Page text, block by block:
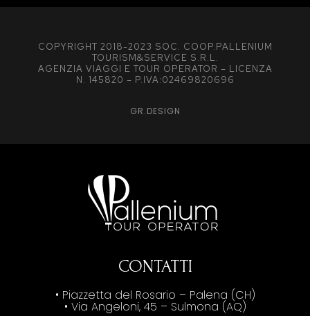
COPYRIGHT 2018-2023 SOC. COOP.PALLENIUM
TOURISM&SERVICE S.R.L.
AGENZIA VIAGGI E TOUR OPERATOR – LICENZA
N. 145820 – P.IVA:02469820696
GR.DESIGN
CONTATTI
• Piazzetta del Rosario – Palena (CH)
• Via Angeloni, 45 – Sulmona (AQ)